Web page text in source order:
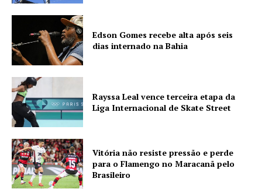
Edson Gomes recebe alta após seis
dias internado na Bahia
Rayssa Leal vence terceira etapa da
Liga Internacional de Skate Street
Vitória não resiste pressão e perde
para o Flamengo no Maracanã pelo
Brasileiro